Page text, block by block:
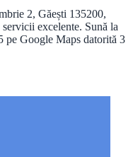
2, Găești 135200,
excelente. Sună la
pe Google Maps datorită 3